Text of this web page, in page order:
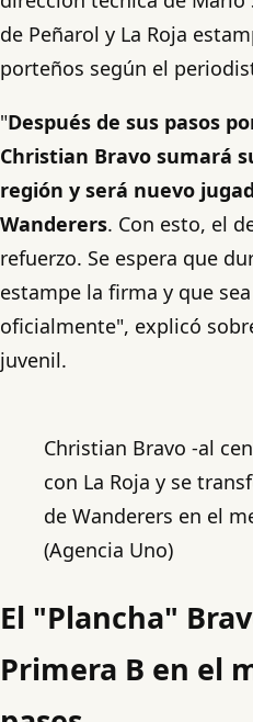
de Peñarol y La Roja
porteños según el
"Después de sus pasos
Christian Bravo sumará
región y será nuevo
Wanderers. Con esto, el
refuerzo. Se espera que
estampe la firma y que
oficialmente", explicó
juvenil.
Christian Bravo -al
con La Roja y se
de Wanderers en el
(Agencia Uno)
El "Plancha"
Primera B en el